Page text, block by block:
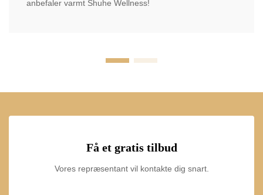
anbefaler varmt Shuhe Wellness!
Få et gratis tilbud
Vores repræsentant vil kontakte dig snart.